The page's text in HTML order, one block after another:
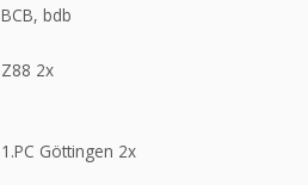
BCB, bdb
Z88 2x
1.PC Göttingen 2x